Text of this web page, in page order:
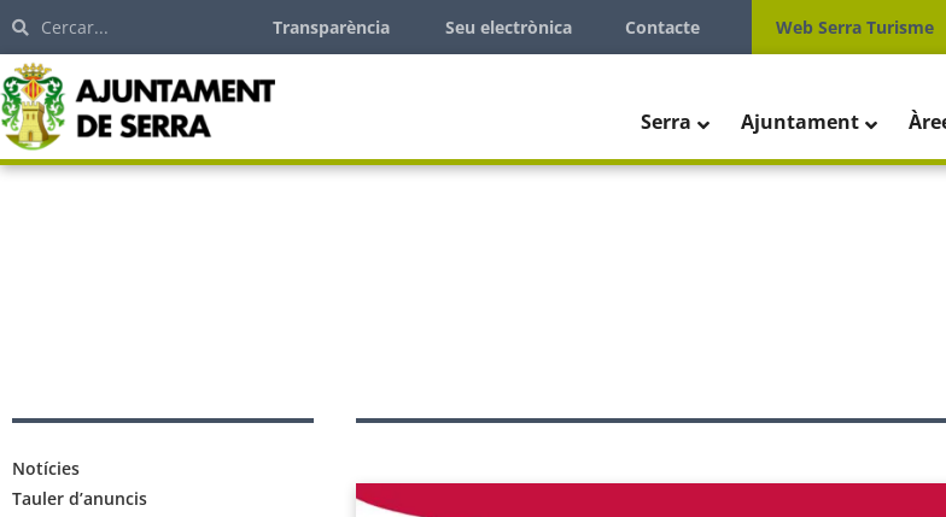
Transparència Seu electrònica Contacte Web Serra Turisme
Serra Ajuntament
Notícies
Tauler d’anuncis